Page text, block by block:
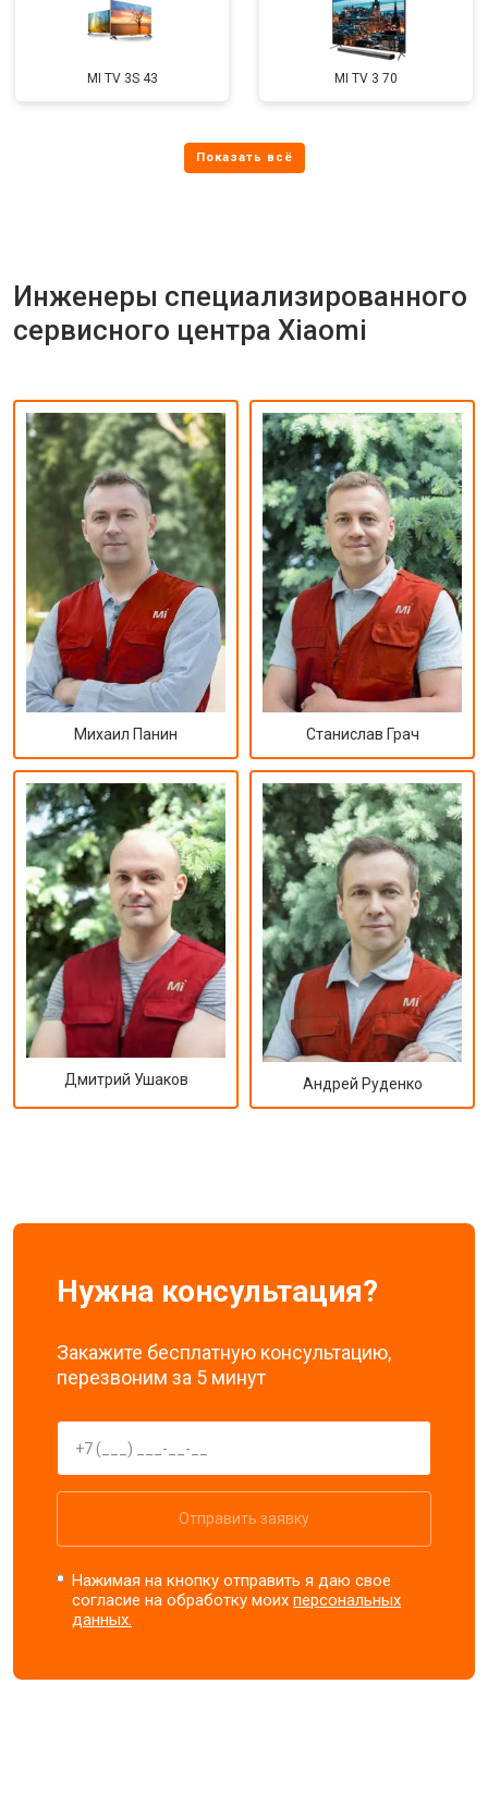
MI TV 3S 43 MI TV 3 70
Инженеры специализированного
сервисного центра Xiaomi
Михаил Панин Станислав Грач
Дмитрий Ушаков Андрей Руденко
Нужна консультация?
Закажите бесплатную консультацию,
перезвоним за 5 минут
Отправить заявку
Нажимая на кнопку отправить я даю свое
согласие на обработку моихперсональных
данных.